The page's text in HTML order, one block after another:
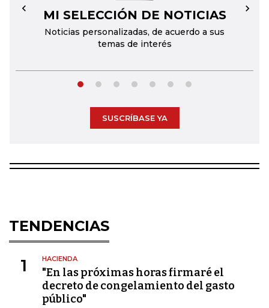
MI SELECCIÓN DE NOTICIAS
Noticias personalizadas, de acuerdo a sus
temas de interés
← →
SUSCRÍBASE YA
TENDENCIAS
1 HACIENDA
"En las próximas horas firmaré el
decreto de congelamiento del gasto
público"